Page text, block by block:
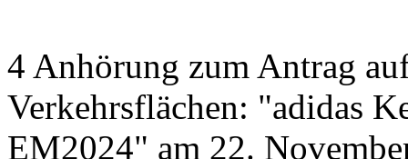
4 Anhörung zum Antrag
Verkehrsflächen: "adidas
EM2024" am 22.